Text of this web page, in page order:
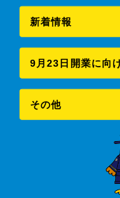
新着情報
9月23日開業に向
その他